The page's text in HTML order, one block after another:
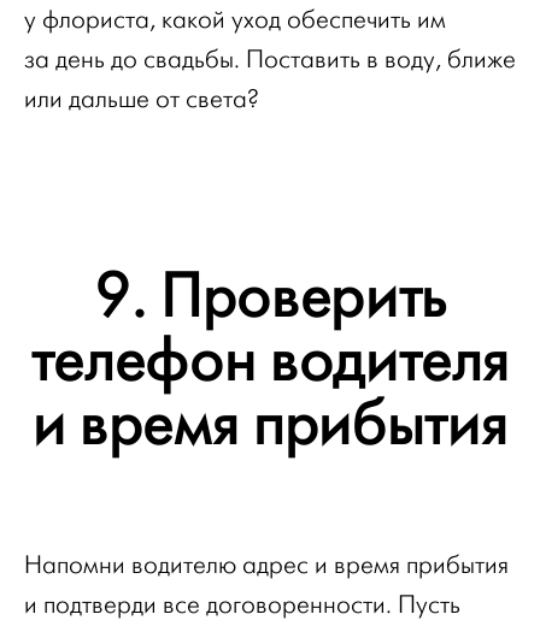
у флориста, какой уход обеспечить им
за день до свадьбы. Поставить в воду, ближе
или дальше от света?
9. Проверить
телефон водителя
и время прибытия
Напомни водителю адрес и время прибытия
и подтверди все договоренности. Пусть